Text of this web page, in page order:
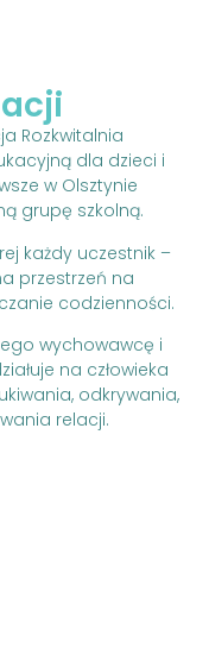
Rozkwitalnia
dla dzieci i
w Olsztynie
grupę szkolną.
każdy uczestnik –
przestrzeń na
codzienności.
wychowawcę i
na człowieka
odkrywania,
relacji.